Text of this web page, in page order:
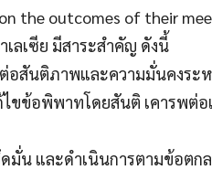
the outcomes of their
เลเซีย มีสาระสำคัญ ดังนี้
สันติภาพและความมั่นคงระห
ไขข้อพิพาทโดยสันติ เคารพต่
มั่น และดำเนินการตามข้อตก